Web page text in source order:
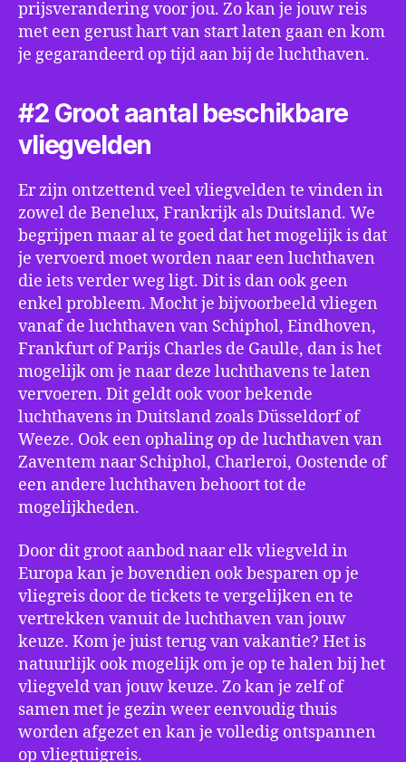
prijsverandering voor jou. Zo kan je jouw reis
met een gerust hart van start laten gaan en kom
je gegarandeerd op tijd aan bij de luchthaven.
#2 Groot aantal beschikbare
vliegvelden
Er zijn ontzettend veel vliegvelden te vinden in
zowel de Benelux, Frankrijk als Duitsland. We
begrijpen maar al te goed dat het mogelijk is dat
je vervoerd moet worden naar een luchthaven
die iets verder weg ligt. Dit is dan ook geen
enkel probleem. Mocht je bijvoorbeeld vliegen
vanaf de luchthaven van Schiphol, Eindhoven,
Frankfurt of Parijs Charles de Gaulle, dan is het
mogelijk om je naar deze luchthavens te laten
vervoeren. Dit geldt ook voor bekende
luchthavens in Duitsland zoals Düsseldorf of
Weeze. Ook een ophaling op de luchthaven van
Zaventem naar Schiphol, Charleroi, Oostende of
een andere luchthaven behoort tot de
mogelijkheden.
Door dit groot aanbod naar elk vliegveld in
Europa kan je bovendien ook besparen op je
vliegreis door de tickets te vergelijken en te
vertrekken vanuit de luchthaven van jouw
keuze. Kom je juist terug van vakantie? Het is
natuurlijk ook mogelijk om je op te halen bij het
vliegveld van jouw keuze. Zo kan je zelf of
samen met je gezin weer eenvoudig thuis
worden afgezet en kan je volledig ontspannen
op vliegtuigreis.